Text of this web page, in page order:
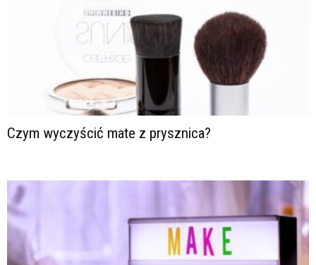
Czym wyczyścić mate z prysznica?